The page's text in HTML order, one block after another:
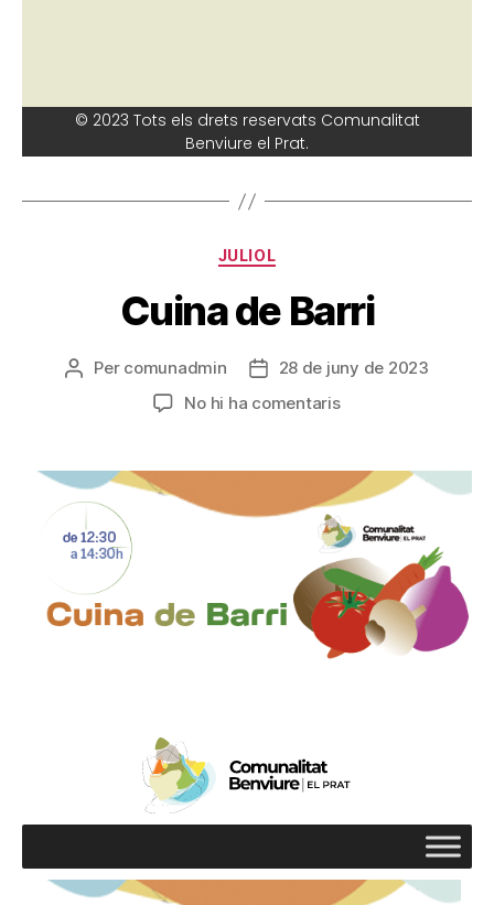
© 2023 Tots els drets reservats Comunalitat
Benviure el Prat.
JULIOL
Cuina de Barri
Per comunadmin
28 de juny de 2023
No hi ha comentaris